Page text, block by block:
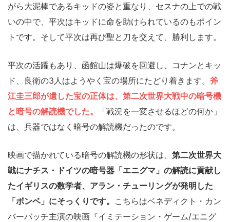
がら大泥棒であるキッドの姿と重なり、セスナの上での戦
いの中で、平次はキッドに命を助けられているのもポイン
トです。そして平次は再び聖と刀を交えて、勝利します。
平次の活躍もあり、函館山は爆破を回避し、コナンとキッ
ド、良衛の3人はようやく宝の場所にたどり着きます。 斧
江圭三郎が遺した宝の正体は、第二次世界大戦中の暗号機
と暗号の解読機でした。
「戦況を一変させるほどの何か」
は、兵器ではなく暗号の解読機だったのです。
映画で描かれている暗号の解読機の形状は、 第二次世界大
戦にナチス・ドイツの暗号器「エニグマ」の解読に貢献し
たイギリスの数学者、アラン・チューリングが発明した
「ボンベ」にそっくりです。 こちらはベネディクト・カン
バーバッチ主演の映画『イミテーション・ゲーム/エニグ